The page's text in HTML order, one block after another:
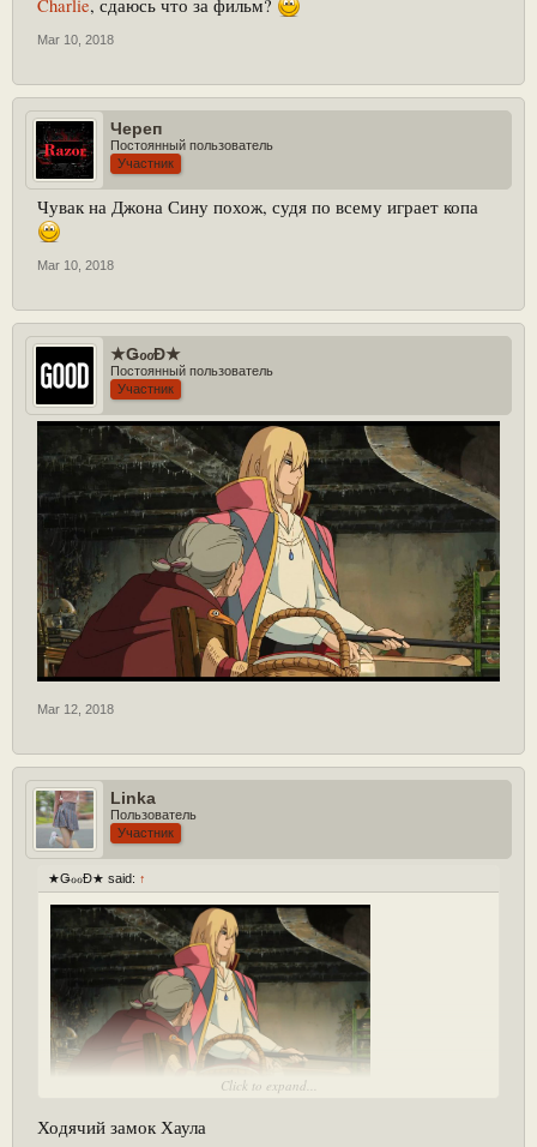
Charlie, сдаюсь что за фильм?
Mar 10, 2018
Череп
Постоянный пользователь
Участник
Чувак на Джона Сину похож, судя по всему играет копа
Mar 10, 2018
★ǤℴℴĐ★
Постоянный пользователь
Участник
Mar 12, 2018
Linka
Пользователь
Участник
★ǤℴℴĐ★ said: ↑
Click to expand...
Ходячий замок Хаула